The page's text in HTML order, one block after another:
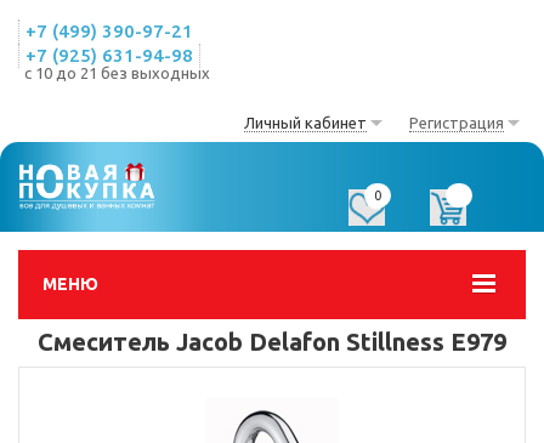
+7 (499) 390-97-21
+7 (925) 631-94-98
с 10 до 21 без выходных
Личный кабинет Регистрация
МЕНЮ
0
Смеситель Jacob Delafon Stillness E979